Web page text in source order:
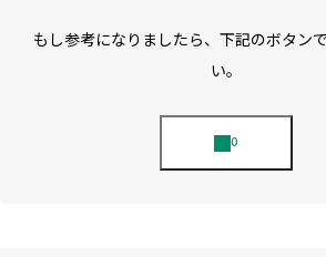
もし参考になりましたら、下記のボタン
い。